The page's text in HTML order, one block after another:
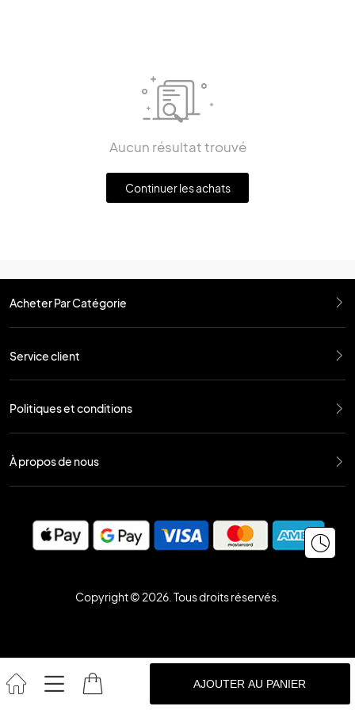
Aucun résultat trouvé
Continuer les achats
AJOUTER AU PANIER
Acheter Par Catégorie
Service client
Politiques et conditions
À propos de nous
Copyright © 2026. Tous droits réservés.